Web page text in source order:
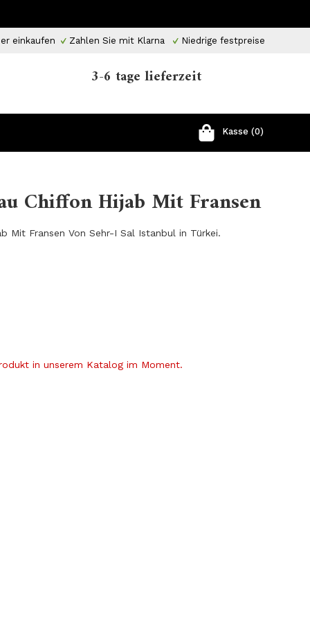
einkaufen Zahlen Sie mit Klarna Niedrige festpreise
3-6 tage lieferzeit
Kasse (0)
Chiffon Hijab Mit Fransen
Mit Fransen Von Sehr-I Sal Istanbul in Türkei.
in unserem Katalog im Moment.